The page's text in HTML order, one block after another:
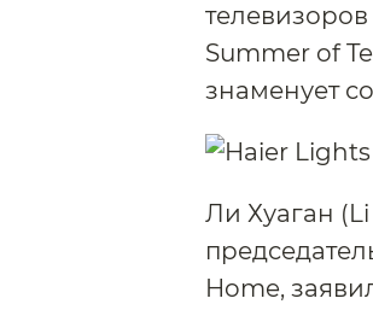
Summer of
знаменует
Ли Хуаган
Home,